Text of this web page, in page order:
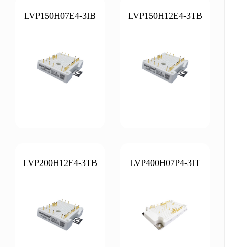
LVP150H07E4-3IB LVP150H12E4-3TB
LVP200H12E4-3TB LVP400H07P4-3IT